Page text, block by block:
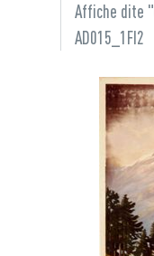
Affiche dite
AD015_1FI2